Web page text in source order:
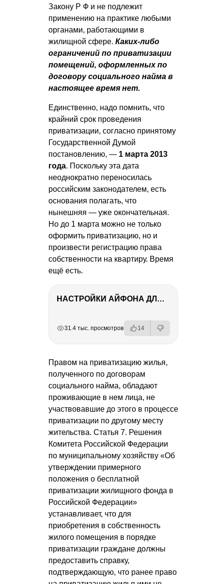
Закону Р Ф и не подлежит
применению на практике любыми
органами, работающими в
жилищной сфере. Каких-либо
ограничений по приватизации
помещений, оформленных по
договору социального найма в
настоящее время нет.
Единственно, надо помнить, что
крайний срок проведения
приватизации, согласно принятому
Государственной Думой
постановлению, — 1 марта 2013
года. Поскольку эта дата
неоднократно переносилась
российским законодателем, есть
основания полагать, что
нынешняя — уже окончательная.
Но до 1 марта можно не только
оформить приватизацию, но и
произвести регистрацию права
собственности на квартиру. Время
ещё есть.
НАСТРОЙКИ АЙФОНА ДЛЯ ФОТО И ВИДЕО
31.4 тыс. просмотров 14
Правом на приватизацию жилья,
полученного по договорам
социального найма, обладают
проживающие в нем лица, не
участвовавшие до этого в процессе
приватизации по другому месту
жительства. Статья 7. Решения
Комитета Российской Федерации
по муниципальному хозяйству «Об
утверждении примерного
положения о бесплатной
приватизации жилищного фонда в
Российской Федерации»
устанавливает, что для
приобретения в собственность
жилого помещения в порядке
приватизации граждане должны
предоставить справку,
подтверждающую, что ранее право